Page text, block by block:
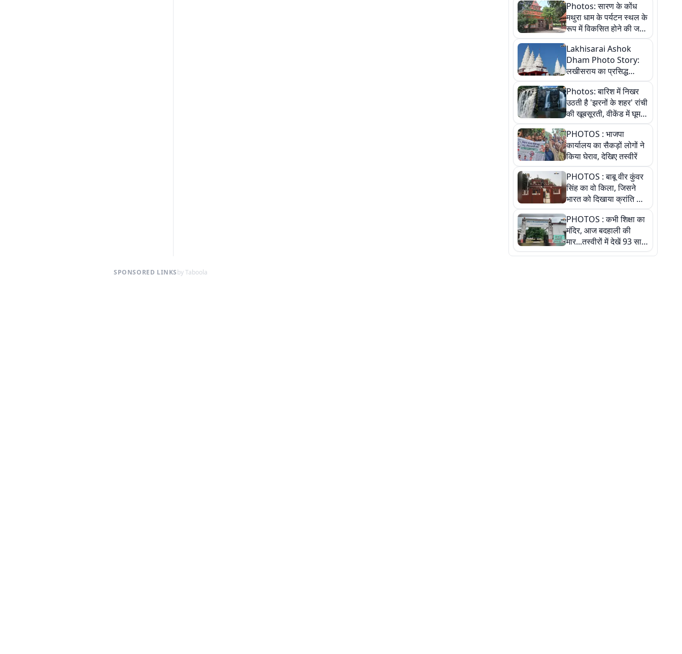
Photos: सारण के कोंध
मथुरा धाम के पर्यटन स्थल के
रूप में विकसित होने की जगी
आस, 9 तस्वीरों में देखें पूरी
कहानी
Lakhisarai Ashok
Dham Photo Story:
लखीसराय का प्रसिद्ध
अशोक धाम—आस्था,
श्रृंगार, अनुष्ठान और
अलौकिक संध्या आरती के
विहंगम दृश्य
Photos: बारिश में निखर
उठती है 'झरनों के शहर' रांची
की खूबसूरती, वीकेंड में घूम
आएं ये 5 वादियां
PHOTOS : भाजपा
कार्यालय का सैकड़ों लोगों ने
किया घेराव, देखिए तस्वीरें
PHOTOS : बाबू वीर कुंवर
सिंह का वो किला, जिसने
भारत को दिखाया क्रांति का
रास्ता: तस्वीरों में देखिए
PHOTOS : कभी शिक्षा का
मंदिर, आज बदहाली की
मार...तस्वीरों में देखें 93 साल
पुराने इस हाई स्कूल की
SPONSORED LINKSby Taboola